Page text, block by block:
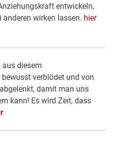
entwickeln,
wirken lassen. hier
diesem
verblödet und von
damit man uns
kann! Es wird Zeit, dass